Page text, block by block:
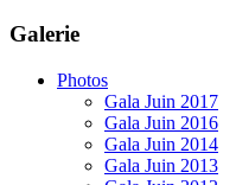
Galerie
Photos
Gala Juin 2017
Gala Juin 2016
Gala Juin 2014
Gala Juin 2013